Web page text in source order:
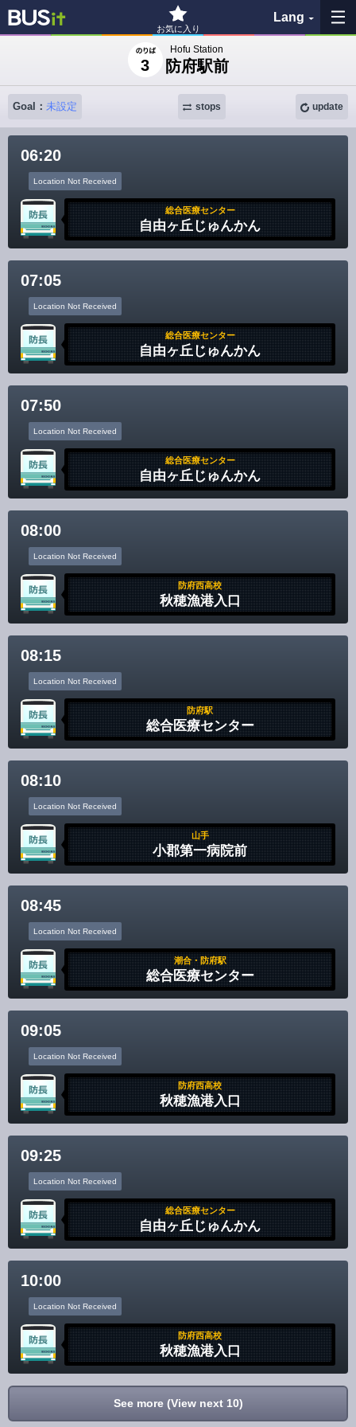
お気に入り
Lang
My Favorites
Search bus stop
各バス会社リンク先
Disclaimer
3
Hofu Station
防府駅前
Goal： 未設定 update
stops
06:20
Location Not Received
総合医療センター
自由ヶ丘じゅんかん
07:05
Location Not Received
総合医療センター
自由ヶ丘じゅんかん
07:50
Location Not Received
総合医療センター
自由ヶ丘じゅんかん
08:00
Location Not Received
防府西高校
秋穂漁港入口
08:15
Location Not Received
防府駅
総合医療センター
08:10
Location Not Received
山手
小郡第一病院前
08:45
Location Not Received
潮合・防府駅
総合医療センター
09:05
Location Not Received
防府西高校
秋穂漁港入口
09:25
Location Not Received
総合医療センター
自由ヶ丘じゅんかん
10:00
Location Not Received
防府西高校
秋穂漁港入口
See more (View next 10)